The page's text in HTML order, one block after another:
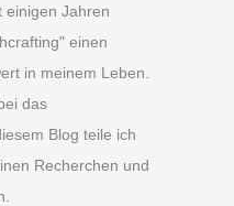
einigen Jahren
einen
in meinem Leben.
das
Blog teile ich
Recherchen und